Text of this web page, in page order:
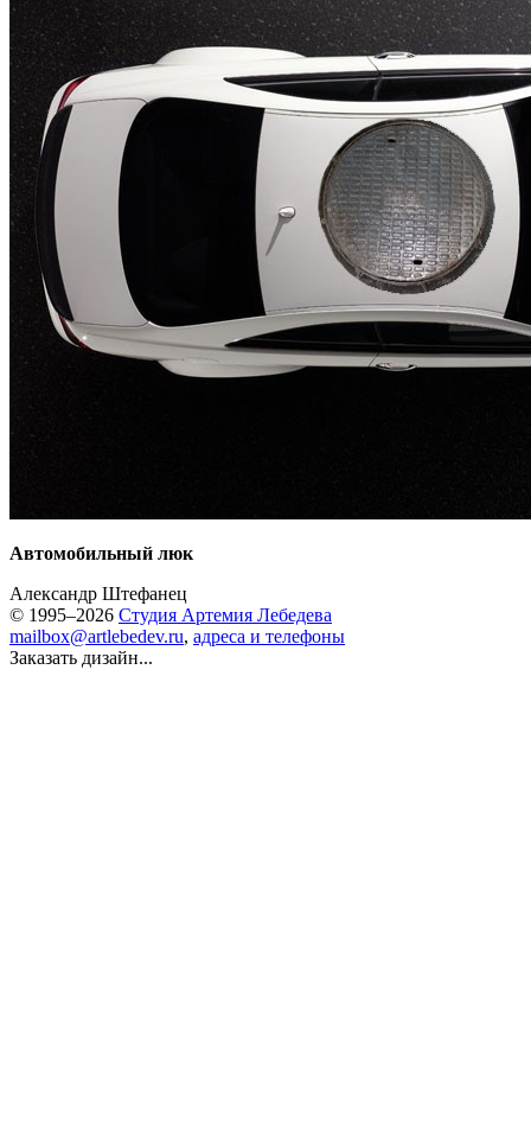
Автомобильный люк
Александр Штефанец
© 1995–2026 Студия Артемия Лебедева
mailbox@artlebedev.ru, адреса и телефоны
Заказать дизайн...